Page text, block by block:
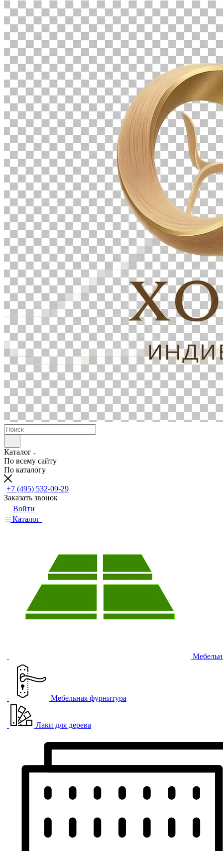
Каталог
По всему сайту
По каталогу
+7 (495) 532-09-29
Заказать звонок
Войти
Каталог
Мебельная фурнитура
Лаки для дерева